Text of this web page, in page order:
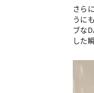
さら
うに
ブな
した